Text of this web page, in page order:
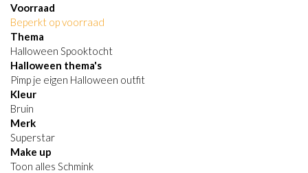
Voorraad
Beperkt op voorraad
Thema
Halloween Spooktocht
Halloween thema's
Pimp je eigen Halloween outfit
Kleur
Bruin
Merk
Superstar
Make up
Toon alles Schmink